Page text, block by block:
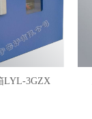
LYL-3GZX